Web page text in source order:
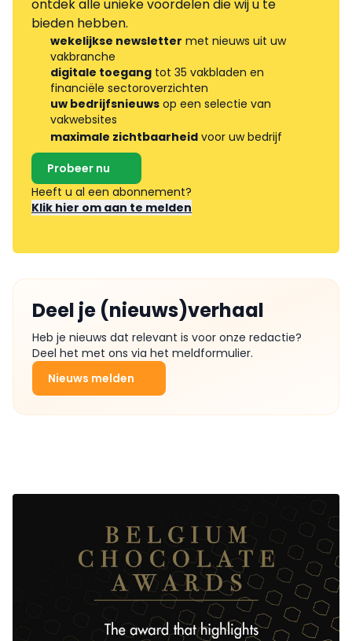
ontdek alle unieke voordelen die wij u te
bieden hebben.
wekelijkse newsletter met nieuws uit uw
vakbranche
digitale toegang tot 35 vakbladen en
financiële sectoroverzichten
uw bedrijfsnieuws op een selectie van
vakwebsites
maximale zichtbaarheid voor uw bedrijf
Probeer nu
Heeft u al een abonnement?
Klik hier om aan te melden
Deel je (nieuws)verhaal
Heb je nieuws dat relevant is voor onze redactie?
Deel het met ons via het meldformulier.
Nieuws melden